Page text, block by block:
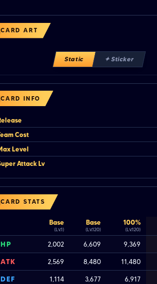
CARD ART
Static ✦ Sticker
CARD INFO
Cost
Level
Attack Lv
CARD STATS
Base
(Lv.1)
Base
(Lv.120)
100%
(Lv.120)
HP 2,002 6,609 9,369
ATK 2,569 8,480 11,480
DEF 1,114 3,677 6,917